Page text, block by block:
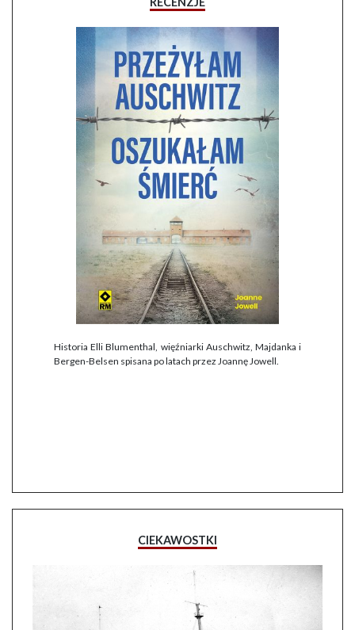
Historia Elli Blumenthal, więźniarki Auschwitz, Majdanka i
Bergen-Belsen spisana po latach przez Joannę Jowell.
CIEKAWOSTKI